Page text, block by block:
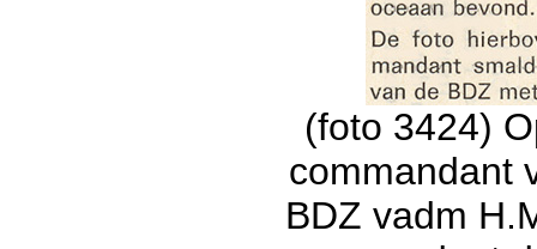
(foto 3424)
commandant
BDZ vadm